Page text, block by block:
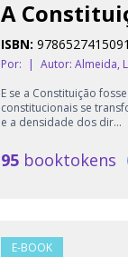
A
ISBN: 9786527415091
Por: | Autor: Almeida,
E se a Constituição
constitucionais se
e a densidade dos dir...
95 booktokens
E-BOOK